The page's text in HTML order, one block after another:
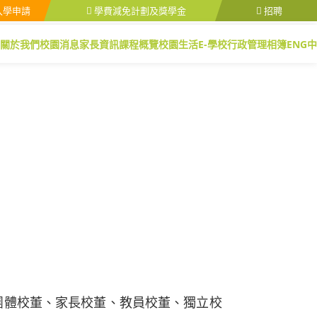
學申請 學費減免計劃及獎學金 招聘
關於我們校園消息家長資訊課程概覽校園生活E-學校行政管理相簿ENG中
校董、家長校董、教員校董、獨立校